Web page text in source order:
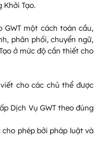
Tạo.
GWT một cách toàn cầu,
phân phối, chuyển ngữ,
ở mức độ cần thiết cho
cho các chủ thể được
Dịch Vụ GWT theo đúng
cho phép bởi pháp luật và